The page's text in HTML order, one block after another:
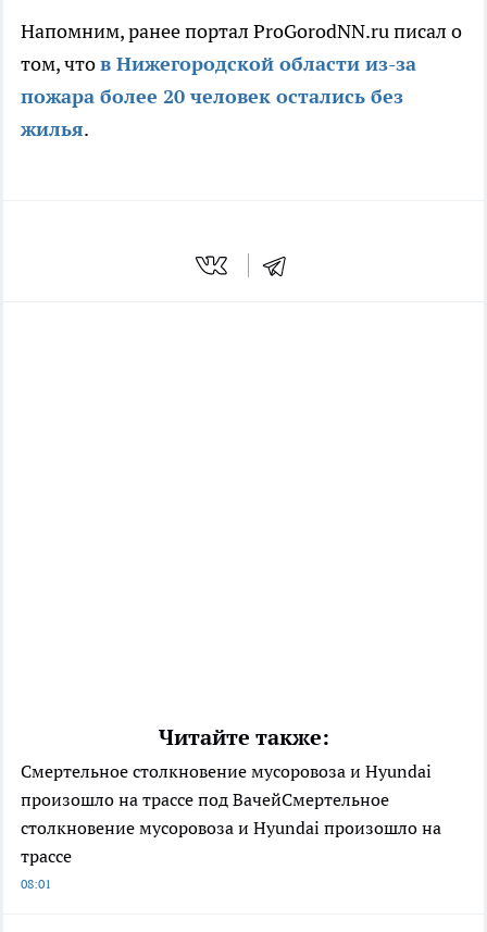
Напомним, ранее портал ProGorodNN.ru писал о
том, чтов Нижегородской области из-за
пожара более 20 человек остались без
жилья.
Читайте также:
Смертельное столкновение мусоровоза и Hyundai
произошло на трассе под ВачейСмертельное
столкновение мусоровоза и Hyundai произошло на
трассе
08:01